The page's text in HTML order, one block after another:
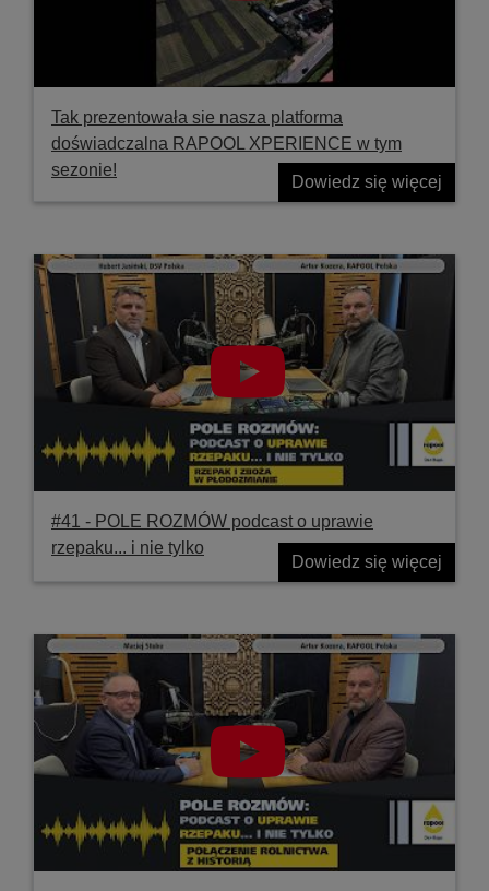
Tak prezentowała sie nasza platforma
doświadczalna RAPOOL XPERIENCE w tym
sezonie!
Dowiedz się więcej
#41 ‐ POLE ROZMÓW podcast o uprawie
rzepaku... i nie tylko
Dowiedz się więcej